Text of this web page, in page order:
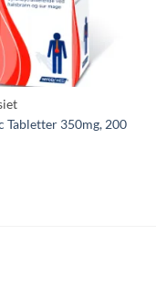
Tabletter 350mg, 200